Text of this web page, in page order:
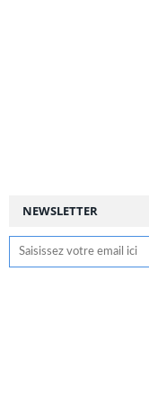
NEWSLETTER